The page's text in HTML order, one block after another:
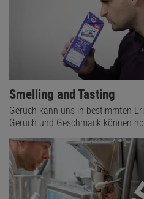
Smelling and Tasting
Geruch kann uns in bestimmten
Geruch und Geschmack können